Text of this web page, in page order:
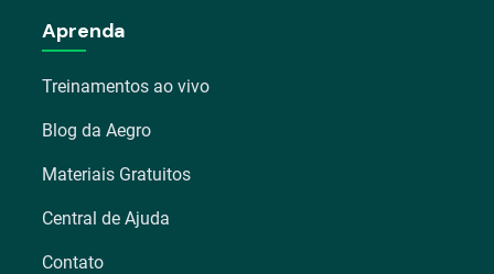
Aprenda
Treinamentos ao vivo
Blog da Aegro
Materiais Gratuitos
Central de Ajuda
Contato